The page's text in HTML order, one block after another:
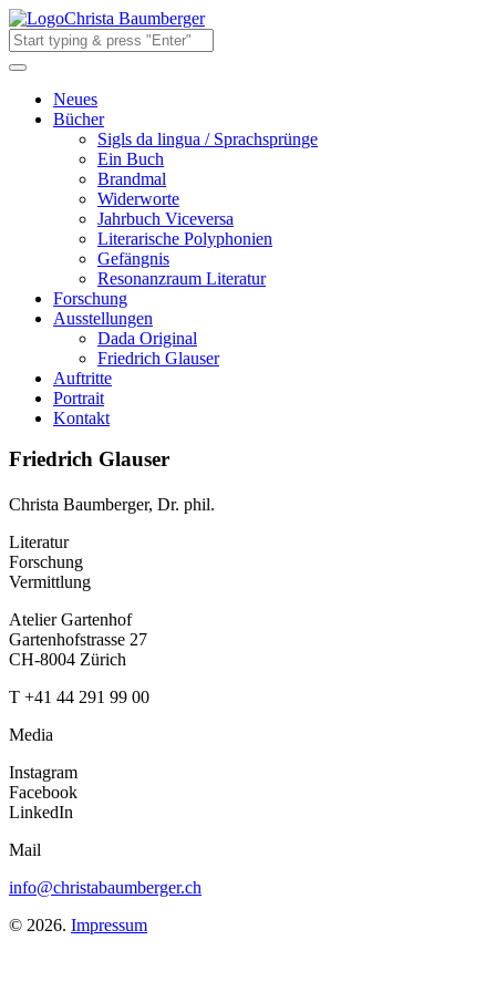
Christa Baumberger
Neues
Bücher
Sigls da lingua / Sprachsprünge
Ein Buch
Brandmal
Widerworte
Jahrbuch Viceversa
Literarische Polyphonien
Gefängnis
Resonanzraum Literatur
Forschung
Ausstellungen
Dada Original
Friedrich Glauser
Auftritte
Portrait
Kontakt
Friedrich Glauser
Christa Baumberger, Dr. phil.
Literatur
Forschung
Vermittlung
Atelier Gartenhof
Gartenhofstrasse 27
CH-8004 Zürich
T +41 44 291 99 00
Media
Instagram
Facebook
LinkedIn
Mail
info@christabaumberger.ch
© 2026. Impressum